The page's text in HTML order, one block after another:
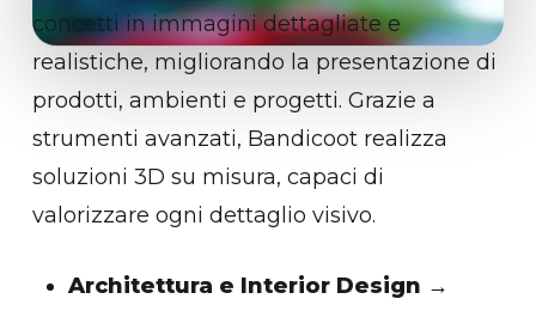
concetti in immagini dettagliate e
realistiche, migliorando la presentazione di
prodotti, ambienti e progetti. Grazie a
strumenti avanzati, Bandicoot realizza
soluzioni 3D su misura, capaci di
valorizzare ogni dettaglio visivo.
Architettura e Interior Design →